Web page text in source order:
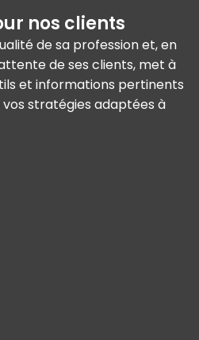
nos clients
de sa profession et, en
de ses clients, met à
et informations pertinents
stratégies adaptées à